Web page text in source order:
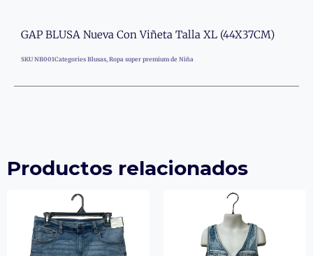
GAP BLUSA Nueva Con Viñeta Talla XL (44X37CM)
SKU NB001Categories Blusas, Ropa super premium de Niña
Productos relacionados